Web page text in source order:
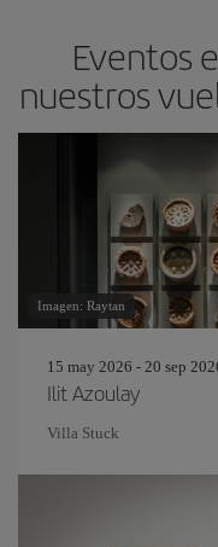
Eventos
nuestros
Imagen: Raytan
15 may 2026 - 20 sep
Ilit Azoulay
Villa Stuck